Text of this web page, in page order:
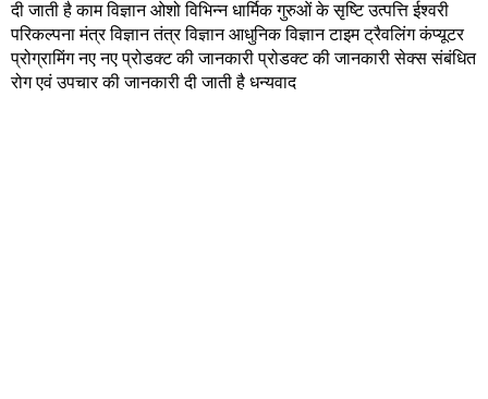
दी जाती है काम विज्ञान ओशो विभिन्न धार्मिक गुरुओं के सृष्टि उत्पत्ति ईश्वरी
परिकल्पना मंत्र विज्ञान तंत्र विज्ञान आधुनिक विज्ञान टाइम ट्रैवलिंग कंप्यूटर
प्रोग्रामिंग नए नए प्रोडक्ट की जानकारी प्रोडक्ट की जानकारी सेक्स संबंधित
रोग एवं उपचार की जानकारी दी जाती है धन्यवाद